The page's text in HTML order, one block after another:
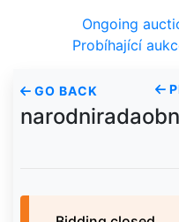
Ongoing
Probíhající
GO BACK